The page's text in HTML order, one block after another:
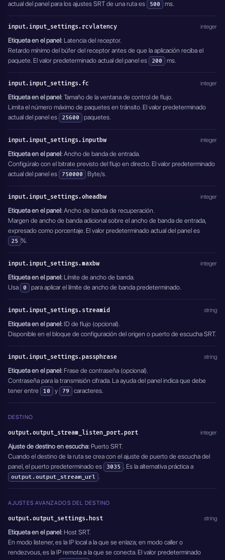
actual del panel para los ajustes SRT de una ruta es
500 ms.
input.input_settings.rcvlatency integer
Etiqueta en el panel: Latencia del receptor.
Retardo mínimo del búfer del receptor antes de que la aplicación reciba el
paquete. El valor predeterminado actual del panel es
200 ms.
input.input_settings.fc integer
Etiqueta en el panel: Tamaño de la ventana de control de flujo.
Limita el número máximo de paquetes en tránsito. El valor predeterminado
actual del panel es
25600 paquetes.
input.input_settings.inputbw integer
Etiqueta en el panel: Ancho de banda de entrada.
Configúralo con el bitrate previsto del flujo en directo. El valor predeterminado
actual del panel es
750000 Byte/s.
input.input_settings.oheadbw integer
Etiqueta en el panel: Ancho de banda de recuperación.
Margen de ancho de banda adicional sobre el ancho de banda de entrada,
expresado como porcentaje. El valor predeterminado actual del panel es
25 %.
input.input_settings.maxbw integer
Etiqueta en el panel: Límite de ancho de banda.
Usa 0 para aplicar el límite de ancho de banda predeterminado.
input.input_settings.streamid string
Etiqueta en el panel: ID de flujo (opcional).
Disponible en el bloque de configuración del origen o puerto de escucha SRT.
input.input_settings.passphrase string
Etiqueta en el panel: Frase de contraseña (opcional).
Contraseña para la transmisión cifrada. La ayuda del panel indica que debe
tener entre 10 y 79 caracteres.
DESTINO
output.output_stream_listen_port.port integer
Ajuste de destino en escucha: Puerto SRT.
Cuando el destino de la ruta se crea con el ajuste de puerto de escucha del
panel, el puerto predeterminado es
3035 . Es la alternativa práctica a
output.output_stream_url .
AJUSTES AVANZADOS DEL DESTINO
output.output_settings.host string
Etiqueta en el panel: Host SRT.
En modo listener, es la IP local a la que se enlaza; en modo caller o
rendezvous, es la IP remota a la que se conecta. El valor predeterminado